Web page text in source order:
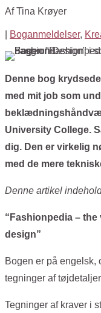
AfTina Krøyer
Boganmeldelser,
Denne bog
med mit job som
University College.
dig. Den er virkelig
med de mere
Denne artikel
“Fashionpedia –
design”
Bogen er på engelsk,
tegninger af
Tegninger af kraver i